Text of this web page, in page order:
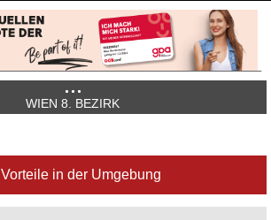
WIEN 8. BEZIRK
Vorteile in der Umgebung